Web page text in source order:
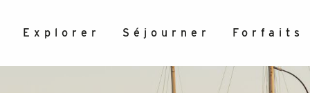
Explorer Séjourner Forfaits